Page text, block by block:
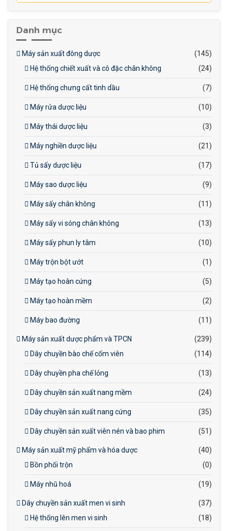
Danh mục
Máy sản xuất đông dược
(145)
Hệ thống chiết xuất và cô đặc chân không
(24)
Hệ thống chưng cất tinh dầu (7)
Máy rửa dược liệu (10)
Máy thái dược liệu (3)
Máy nghiền dược liệu (21)
Tủ sấy dược liệu (17)
Máy sao dược liệu (9)
Máy sấy chân không (11)
Máy sấy vi sóng chân không (13)
Máy sấy phun ly tâm (10)
Máy trộn bột ướt (1)
Máy tạo hoàn cứng (5)
Máy tạo hoàn mềm (2)
Máy bao đường (11)
Máy sản xuất dược phẩm và TPCN
(239)
Dây chuyền bào chế cốm viên
(114)
Dây chuyền pha chế lỏng (13)
Dây chuyền sản xuất nang mềm (24)
Dây chuyền sản xuất nang cứng (35)
Dây chuyền sản xuất viên nén và bao phim (51)
Máy sản xuất mỹ phẩm và hóa dược
(40)
Bồn phối trộn
(0)
Máy nhũ hoá (19)
Dây chuyền sản xuất men vi sinh
(37)
Hệ thống lên men vi sinh
(18)